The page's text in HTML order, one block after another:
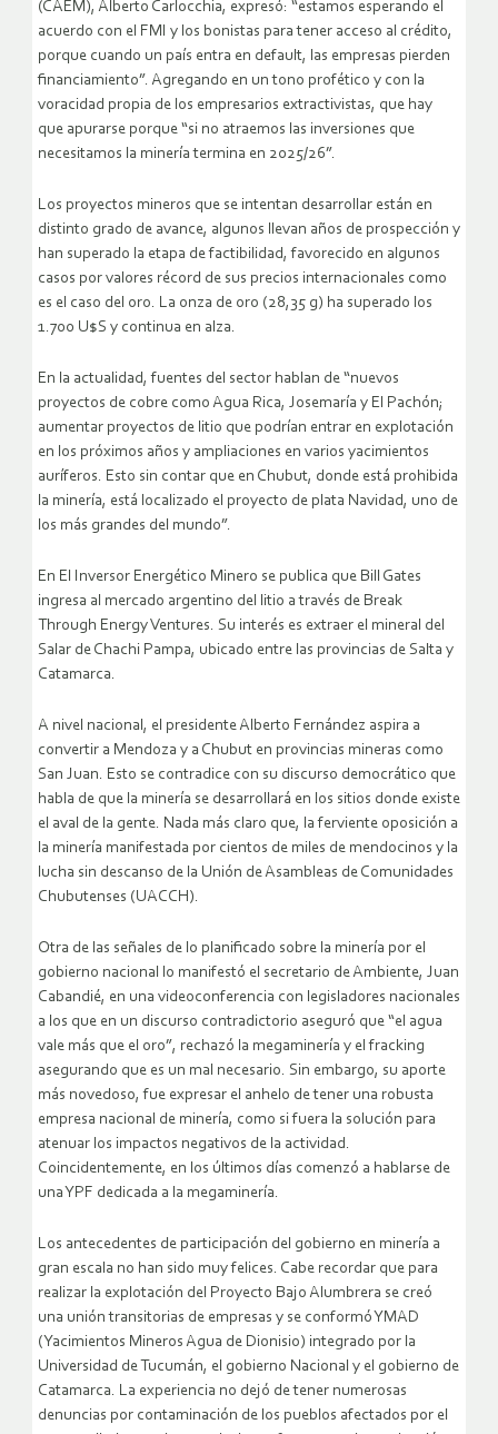
(CAEM), Alberto Carlocchia, expresó: “estamos esperando el
acuerdo con el FMI y los bonistas para tener acceso al crédito,
porque cuando un país entra en default, las empresas pierden
financiamiento”. Agregando en un tono profético y con la
voracidad propia de los empresarios extractivistas, que hay
que apurarse porque “si no atraemos las inversiones que
necesitamos la minería termina en 2025/26”.
Los proyectos mineros que se intentan desarrollar están en
distinto grado de avance, algunos llevan años de prospección y
han superado la etapa de factibilidad, favorecido en algunos
casos por valores récord de sus precios internacionales como
es el caso del oro. La onza de oro (28,35 g) ha superado los
1.700 U$S y continua en alza.
En la actualidad, fuentes del sector hablan de “nuevos
proyectos de cobre como Agua Rica, Josemaría y El Pachón;
aumentar proyectos de litio que podrían entrar en explotación
en los próximos años y ampliaciones en varios yacimientos
auríferos. Esto sin contar que en Chubut, donde está prohibida
la minería, está localizado el proyecto de plata Navidad, uno de
los más grandes del mundo”.
En El Inversor Energético Minero se publica que Bill Gates
ingresa al mercado argentino del litio a través de Break
Through Energy Ventures. Su interés es extraer el mineral del
Salar de Chachi Pampa, ubicado entre las provincias de Salta y
Catamarca.
A nivel nacional, el presidente Alberto Fernández aspira a
convertir a Mendoza y a Chubut en provincias mineras como
San Juan. Esto se contradice con su discurso democrático que
habla de que la minería se desarrollará en los sitios donde existe
el aval de la gente. Nada más claro que, la ferviente oposición a
la minería manifestada por cientos de miles de mendocinos y la
lucha sin descanso de la Unión de Asambleas de Comunidades
Chubutenses (UACCH).
Otra de las señales de lo planificado sobre la minería por el
gobierno nacional lo manifestó el secretario de Ambiente, Juan
Cabandié, en una videoconferencia con legisladores nacionales
a los que en un discurso contradictorio aseguró que “el agua
vale más que el oro”, rechazó la megaminería y el fracking
asegurando que es un mal necesario. Sin embargo, su aporte
más novedoso, fue expresar el anhelo de tener una robusta
empresa nacional de minería, como si fuera la solución para
atenuar los impactos negativos de la actividad.
Coincidentemente, en los últimos días comenzó a hablarse de
una YPF dedicada a la megaminería.
Los antecedentes de participación del gobierno en minería a
gran escala no han sido muy felices. Cabe recordar que para
realizar la explotación del Proyecto Bajo Alumbrera se creó
una unión transitorias de empresas y se conformó YMAD
(Yacimientos Mineros Agua de Dionisio) integrado por la
Universidad de Tucumán, el gobierno Nacional y el gobierno de
Catamarca. La experiencia no dejó de tener numerosas
denuncias por contaminación de los pueblos afectados por el